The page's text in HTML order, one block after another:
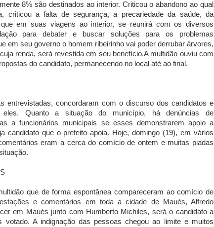
8% são destinados ao interior. Criticou o abandono ao qual
criticou a falta de segurança, a precariedade da saúde, da
em suas viagens ao interior, se reunirá com os diversos
para debater e buscar soluções para os problemas
em seu governo o homem ribeirinho vai poder derrubar árvores,
renda, será revestida em seu benefício.A multidão ouviu com
do candidato, permanecendo no local até ao final.
entrevistadas, concordaram com o discurso dos candidatos e
eles. Quanto a situação do município, há denúncias de
a funcionários municipais se esses demonstrarem apoio a
candidato que o prefeito apoia. Hoje, domingo (19), em vários
eram a cerca do comício de ontem e muitas piadas
que de forma espontânea compareceram ao comício de
e comentários em toda a cidade de Maués, Alfredo
em Maués junto com Humberto Michiles, será o candidato a
votado. A indignação das pessoas chegou ao limite e muitos